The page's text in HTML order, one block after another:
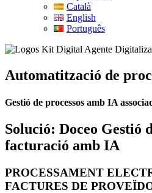
Català
English
Português
Automatització de
Gestió de processos amb IA
Solució: Doceo Gestió
facturació amb IA
PROCESSAMENT
FACTURES DE